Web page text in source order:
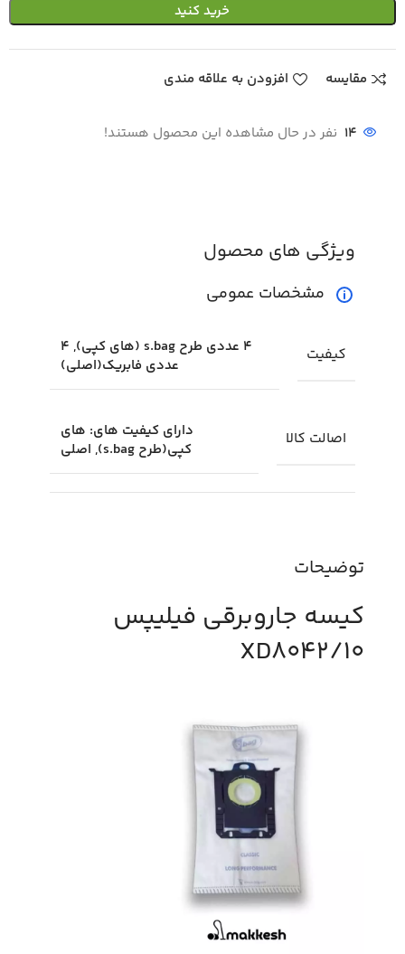
خرید کنید
مقایسه افزودن به علاقه مندی
14 نفر در حال مشاهده این محصول هستند!
توضیحات
کیسه جاروبرقی فیلیپس
XD8042/10
ویژگی های محصول
مشخصات عمومی
کیفیت
4 عددی طرح s.bag (های کپی), 4
عددی فابریک(اصلی)
اصالت کالا
دارای کیفیت های: های
کپی(طرح s.bag), اصلی